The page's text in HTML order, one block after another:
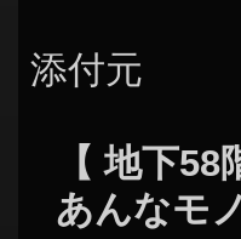
添付元
【 地下
あんなモ